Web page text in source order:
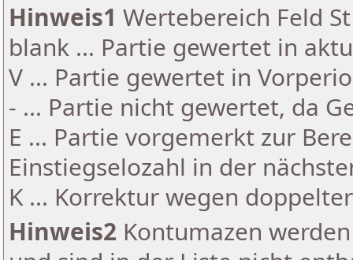
Hinweis1 Wertebereich Feld
blank ... Partie gewertet in
V ... Partie gewertet in
- ... Partie nicht gewertet, da
E ... Partie vorgemerkt zur
Einstiegselozahl in der
K ... Korrektur wegen
Hinweis2 Kontumazen